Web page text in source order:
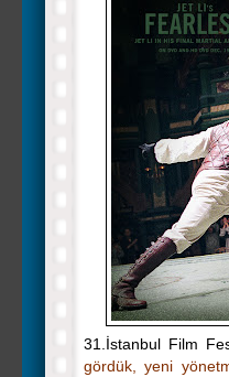
31.İstanbul Film
gördük, yeni